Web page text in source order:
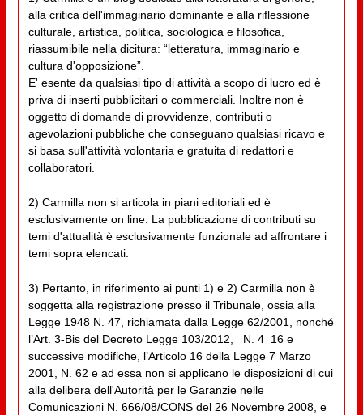
alla critica dell'immaginario dominante e alla riflessione
culturale, artistica, politica, sociologica e filosofica,
riassumibile nella dicitura: “letteratura, immaginario e
cultura d'opposizione”.
E' esente da qualsiasi tipo di attività a scopo di lucro ed è
priva di inserti pubblicitari o commerciali. Inoltre non è
oggetto di domande di provvidenze, contributi o
agevolazioni pubbliche che conseguano qualsiasi ricavo e
si basa sull'attività volontaria e gratuita di redattori e
collaboratori.
2) Carmilla non si articola in piani editoriali ed è
esclusivamente on line. La pubblicazione di contributi su
temi d'attualità è esclusivamente funzionale ad affrontare i
temi sopra elencati.
3) Pertanto, in riferimento ai punti 1) e 2) Carmilla non è
soggetta alla registrazione presso il Tribunale, ossia alla
Legge 1948 N. 47, richiamata dalla Legge 62/2001, nonché
l’Art. 3-Bis del Decreto Legge 103/2012, _N. 4_16 e
successive modifiche, l’Articolo 16 della Legge 7 Marzo
2001, N. 62 e ad essa non si applicano le disposizioni di cui
alla delibera dell'Autorità per le Garanzie nelle
Comunicazioni N. 666/08/CONS del 26 Novembre 2008, e